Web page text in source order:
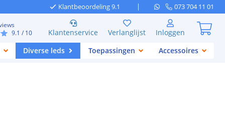
Klantbeoordeling 9.1 073 704 11 01
9.1 / 10 Klantenservice Verlanglijst
Inloggen
Diverse leds Toepassingen Accessoires